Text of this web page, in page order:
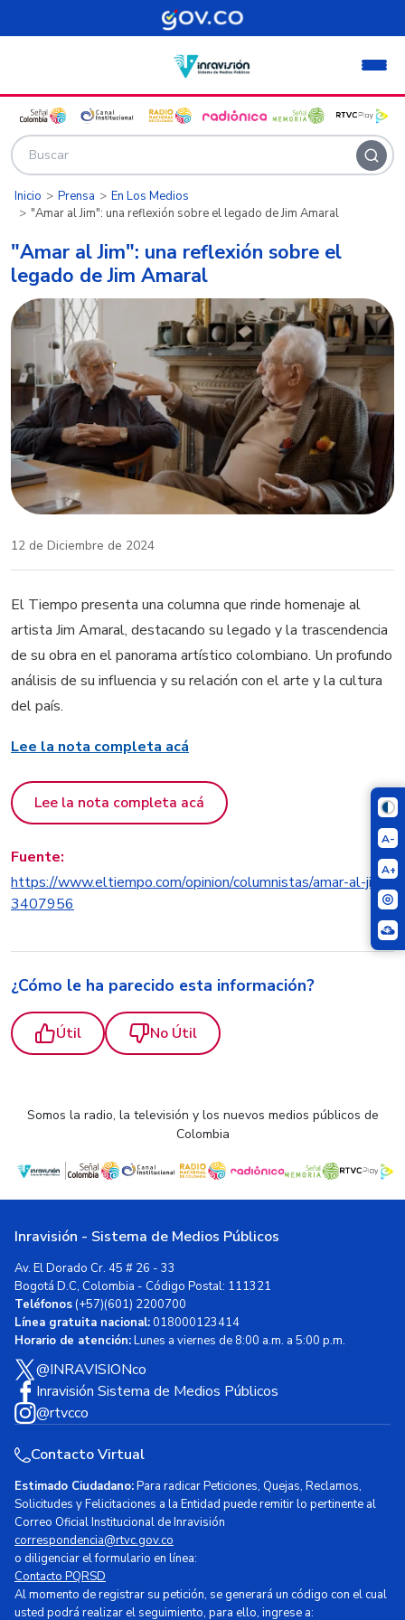
Pasar al contenido principal
A-
A+
Inicio Prensa
En Los Medios
"Amar al Jim": una reflexión sobre el legado de Jim Amaral
"Amar al Jim": una reflexión sobre el
legado de Jim Amaral
12 de Diciembre de 2024
El Tiempo presenta una columna que rinde homenaje al
artista Jim Amaral, destacando su legado y la trascendencia
de su obra en el panorama artístico colombiano. Un profundo
análisis de su influencia y su relación con el arte y la cultura
del país.
Lee la nota completa acá
Lee la nota completa acá
Fuente:
https://www.eltiempo.com/opinion/columnistas/amar-al-jim-
3407956
¿Cómo le ha parecido esta información?
Útil No Útil
Somos la radio, la televisión y los nuevos medios públicos de
Colombia
Inravisión - Sistema de Medios Públicos
Av. El Dorado Cr. 45 # 26 - 33
Bogotá D.C, Colombia - Código Postal: 111321
Teléfonos(+57)(601) 2200700
Línea gratuita nacional:018000123414
Horario de atención:Lunes a viernes de 8:00 a.m. a 5:00 p.m.
@INRAVISIONco
Inravisión Sistema de Medios Públicos
@rtvcco
Contacto Virtual
Estimado Ciudadano:Para radicar Peticiones, Quejas, Reclamos,
Solicitudes y Felicitaciones a la Entidad puede remitir lo pertinente al
Correo Oficial Institucional de Inravisión
correspondencia@rtvc.gov.co
o diligenciar el formulario en línea:
Contacto PQRSD
Al momento de registrar su petición, se generará un código con el cual
usted podrá realizar el seguimiento, para ello, ingrese a: